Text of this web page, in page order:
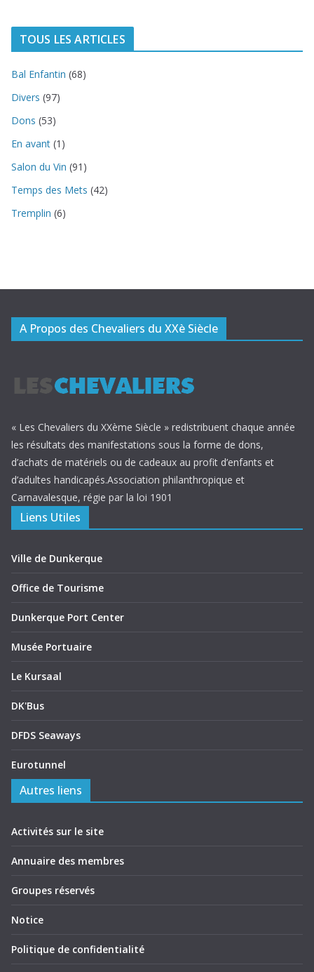
TOUS LES ARTICLES
Bal Enfantin (68)
Divers (97)
Dons (53)
En avant (1)
Salon du Vin (91)
Temps des Mets (42)
Tremplin (6)
A Propos des Chevaliers du XXè Siècle
« Les Chevaliers du XXème Siècle » redistribuent chaque année
les résultats des manifestations sous la forme de dons,
d’achats de matériels ou de cadeaux au profit d’enfants et
d’adultes handicapés.Association philanthropique et
Carnavalesque, régie par la loi 1901
Liens Utiles
Ville de Dunkerque
Office de Tourisme
Dunkerque Port Center
Musée Portuaire
Le Kursaal
DK'Bus
DFDS Seaways
Eurotunnel
Autres liens
Activités sur le site
Annuaire des membres
Groupes réservés
Notice
Politique de confidentialité